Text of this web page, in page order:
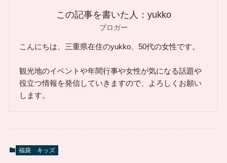
この記事を書いた人：yukko
ブロガー
こんにちは、三重県在住のyukko、50代の女性です。
観光地のイベントや年間行事や女性が気になる話題や
役立つ情報を発信していきますので、よろしくお願い
します。
福袋 キッズ